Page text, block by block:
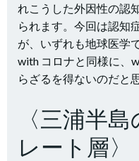
れこうした外因性の認
られます。今回は認知
が、いずれも地球医学
with コロナと同様に、
らざるを得ないのだと
〈三浦半
レート層〉